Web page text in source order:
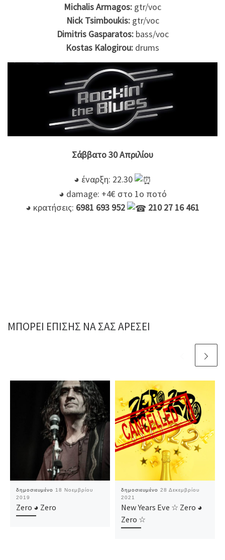
Μichalis Armagos: gtr/voc
Nick Tsimboukis:gtr/voc
Dimitris Gasparatos:bass/voc
Kostas Kalogirou: drums
Σάββατο 30 Απριλίου
◕ έναρξη: 22.30
◕ damage: +4€ στο 1ο ποτό
◕ κρατήσεις: 6981 693 952 210 27 16 461
ΜΠΟΡΕΊ ΕΠΊΣΗΣ ΝΑ ΣΑΣ ΑΡΈΣΕΙ
δημοσιευμένο
18 Νοεμβρίου
2019
Zero ◕ Zero
δημοσιευμένο 28 Δεκεμβρίου
2021
New Years Eve ☆ Zero ◕
Zero ☆